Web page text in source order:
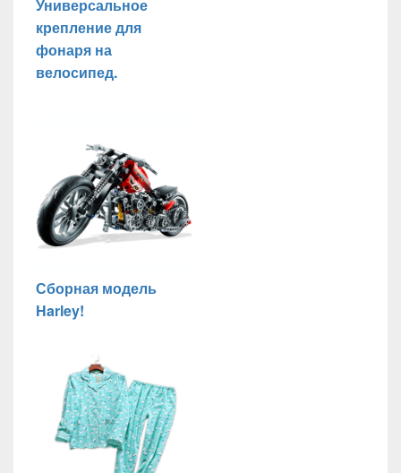
Универсальное
крепление для
фонаря на
велосипед.
Сборная модель
Harley!